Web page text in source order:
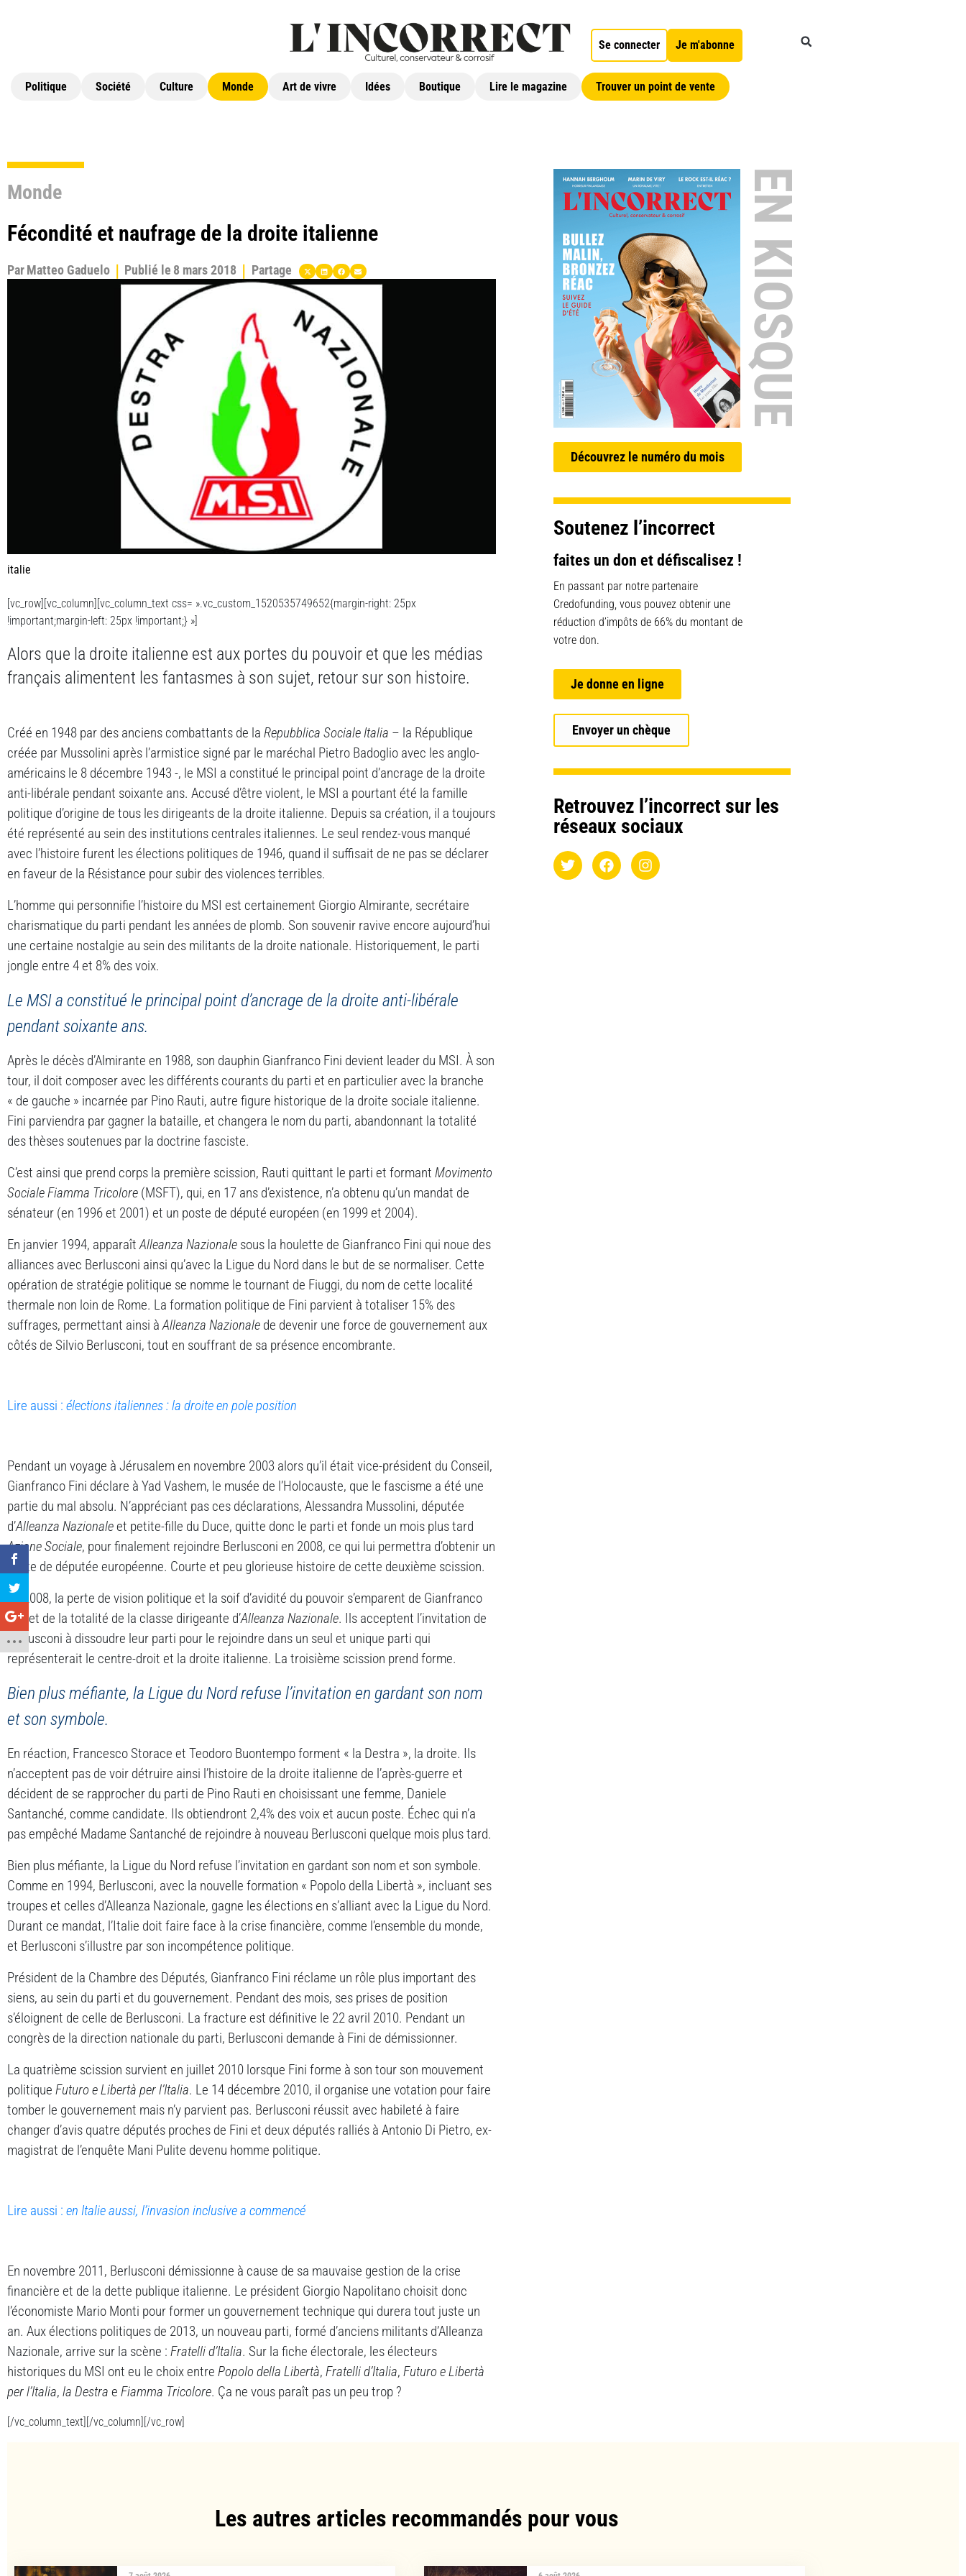
Se connecter Je m'abonne
Politique Société Culture Monde Art de vivre Idées Boutique Lire le magazine Trouver un point de vente
Monde
Fécondité et naufrage de la droite italienne
ParMatteo Gaduelo Publié le 8 mars 2018 Partage
italie
[vc_row][vc_column][vc_column_text css= ».vc_custom_1520535749652{margin-right: 25px
!important;margin-left: 25px !important;} »]
Alors que la droite italienne est aux portes du pouvoir et que les médias
français alimentent les fantasmes à son sujet, retour sur son histoire.
Créé en 1948 par des anciens combattants de la Repubblica Sociale Italia – la République
créée par Mussolini après l’armistice signé par le maréchal Pietro Badoglio avec les anglo-
américains le 8 décembre 1943 -, le MSI a constitué le principal point d’ancrage de la droite
anti-libérale pendant soixante ans. Accusé d’être violent, le MSI a pourtant été la famille
politique d’origine de tous les dirigeants de la droite italienne. Depuis sa création, il a toujours
été représenté au sein des institutions centrales italiennes. Le seul rendez-vous manqué
avec l’histoire furent les élections politiques de 1946, quand il suffisait de ne pas se déclarer
en faveur de la Résistance pour subir des violences terribles.
L’homme qui personnifie l’histoire du MSI est certainement Giorgio Almirante, secrétaire
charismatique du parti pendant les années de plomb. Son souvenir ravive encore aujourd’hui
une certaine nostalgie au sein des militants de la droite nationale. Historiquement, le parti
jongle entre 4 et 8% des voix.
Le MSI a constitué le principal point d’ancrage de la droite anti-libérale
pendant soixante ans.
Après le décès d’Almirante en 1988, son dauphin Gianfranco Fini devient leader du MSI. À son
tour, il doit composer avec les différents courants du parti et en particulier avec la branche
« de gauche » incarnée par Pino Rauti, autre figure historique de la droite sociale italienne.
Fini parviendra par gagner la bataille, et changera le nom du parti, abandonnant la totalité
des thèses soutenues par la doctrine fasciste.
C’est ainsi que prend corps la première scission, Rauti quittant le parti et formant Movimento
Sociale Fiamma Tricolore (MSFT), qui, en 17 ans d’existence, n’a obtenu qu’un mandat de
sénateur (en 1996 et 2001) et un poste de député européen (en 1999 et 2004).
En janvier 1994, apparaîtAlleanza Nazionale sous la houlette de Gianfranco Fini qui noue des
alliances avec Berlusconi ainsi qu’avec la Ligue du Nord dans le but de se normaliser. Cette
opération de stratégie politique se nomme le tournant de Fiuggi, du nom de cette localité
thermale non loin de Rome. La formation politique de Fini parvient à totaliser 15% des
suffrages, permettant ainsi àAlleanza Nazionale de devenir une force de gouvernement aux
côtés de Silvio Berlusconi, tout en souffrant de sa présence encombrante.
Lire aussi : élections italiennes : la droite en pole position
Pendant un voyage à Jérusalem en novembre 2003 alors qu’il était vice-président du Conseil,
Gianfranco Fini déclare à Yad Vashem, le musée de l’Holocauste, que le fascisme a été une
partie du mal absolu. N’appréciant pas ces déclarations, Alessandra Mussolini, députée
d’Alleanza Nazionale et petite-fille du Duce, quitte donc le parti et fonde un mois plus tard
Azione Sociale, pour finalement rejoindre Berlusconi en 2008, ce qui lui permettra d’obtenir un
poste de députée européenne. Courte et peu glorieuse histoire de cette deuxième scission.
En 2008, la perte de vision politique et la soif d’avidité du pouvoir s’emparent de Gianfranco
Fini et de la totalité de la classe dirigeante d’Alleanza Nazionale. Ils acceptent l’invitation de
Berlusconi à dissoudre leur parti pour le rejoindre dans un seul et unique parti qui
représenterait le centre-droit et la droite italienne. La troisième scission prend forme.
Bien plus méfiante, la Ligue du Nord refuse l’invitation en gardant son nom
et son symbole.
En réaction, Francesco Storace et Teodoro Buontempo forment « la Destra », la droite. Ils
n’acceptent pas de voir détruire ainsi l’histoire de la droite italienne de l’après-guerre et
décident de se rapprocher du parti de Pino Rauti en choisissant une femme, Daniele
Santanché, comme candidate. Ils obtiendront 2,4% des voix et aucun poste. Échec qui n’a
pas empêché Madame Santanché de rejoindre à nouveau Berlusconi quelque mois plus tard.
Bien plus méfiante, la Ligue du Nord refuse l’invitation en gardant son nom et son symbole.
Comme en 1994, Berlusconi, avec la nouvelle formation « Popolo della Libertà », incluant ses
troupes et celles d’Alleanza Nazionale, gagne les élections en s’alliant avec la Ligue du Nord.
Durant ce mandat, l’Italie doit faire face à la crise financière, comme l’ensemble du monde,
et Berlusconi s’illustre par son incompétence politique.
Président de la Chambre des Députés, Gianfranco Fini réclame un rôle plus important des
siens, au sein du parti et du gouvernement. Pendant des mois, ses prises de position
s’éloignent de celle de Berlusconi. La fracture est définitive le 22 avril 2010. Pendant un
congrès de la direction nationale du parti, Berlusconi demande à Fini de démissionner.
La quatrième scission survient en juillet 2010 lorsque Fini forme à son tour son mouvement
politique Futuro e Libertà per l’Italia. Le 14 décembre 2010, il organise une votation pour faire
tomber le gouvernement mais n’y parvient pas. Berlusconi réussit avec habileté à faire
changer d’avis quatre députés proches de Fini et deux députés ralliés à Antonio Di Pietro, ex-
magistrat de l’enquête Mani Pulite devenu homme politique.
Lire aussi : en Italie aussi, l’invasion inclusive a commencé
En novembre 2011, Berlusconi démissionne à cause de sa mauvaise gestion de la crise
financière et de la dette publique italienne. Le président Giorgio Napolitano choisit donc
l’économiste Mario Monti pour former un gouvernement technique qui durera tout juste un
an. Aux élections politiques de 2013, un nouveau parti, formé d’anciens militants d’Alleanza
Nazionale, arrive sur la scène : Fratelli d’Italia. Sur la fiche électorale, les électeurs
historiques du MSI ont eu le choix entre Popolo della Libertà, Fratelli d’Italia, Futuro e Libertà
per l’Italia, la Destra e Fiamma Tricolore. Ça ne vous paraît pas un peu trop ?
[/vc_column_text][/vc_column][/vc_row]
EN KIOSQUE
Découvrez le numéro du mois
Soutenez l’incorrect
faites un don et défiscalisez !
En passant par notre partenaire
Credofunding, vous pouvez obtenir une
réduction d’impôts de 66% du montant de
votre don.
Je donne en ligne
Envoyer un chèque
Retrouvez l’incorrect sur les
réseaux sociaux
Les autres articles recommandés pour vous​